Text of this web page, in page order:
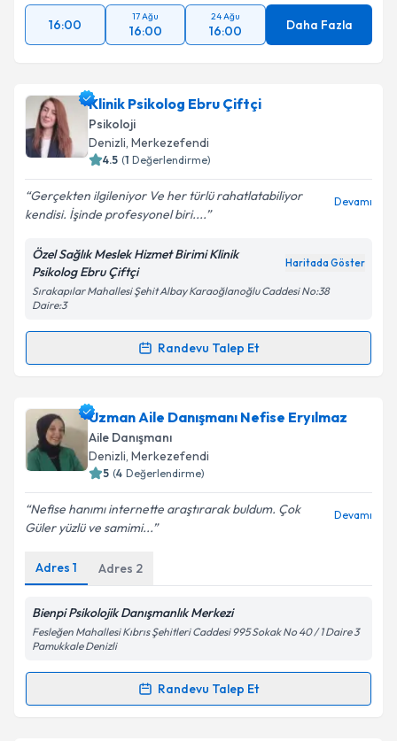
16:00
17 Ağu
16:00
24 Ağu
16:00 Daha Fazla
Klinik Psikolog Ebru Çiftçi
Psikoloji
Denizli, Merkezefendi
4.5 (1 Değerlendirme)
Gerçekten ilgileniyor Ve her türlü rahatlatabiliyor
kendisi. İşinde profesyonel biri....
Devamı
Özel Sağlık Meslek Hizmet Birimi Klinik
Psikolog Ebru Çiftçi
Haritada Göster
Sırakapılar Mahallesi Şehit Albay Karaoğlanoğlu Caddesi No:38
Daire:3
Randevu Talep Et
Randevu Takvimi Talebi
Klinik Psikolog Ebru Çiftçiiçin randevu takvimi
talebi oluşturun. Size bu uzmandan randevu almanız
için bir takvim hazırlandığında e-posta ile
bilgilendireceğiz.
E-posta Adresiniz
Kişisel verilerimin işlenmesine ilişkinAydınlatma
Metni'ni okudum ve kişisel verilerimin belirtilen
kapsamda işlenmesini kabul ediyorum.
Takvim Talebini Gönder
Uzman Aile Danışmanı Nefise Eryılmaz
Aile Danışmanı
Denizli, Merkezefendi
5 (4 Değerlendirme)
Nefise hanımı internette araştırarak buldum. Çok
Güler yüzlü ve samimi...
Devamı
Adres 1 Adres 2
Bienpi Psikolojik Danışmanlık Merkezi
Fesleğen Mahallesi Kıbrıs Şehitleri Caddesi 995 Sokak No 40 / 1 Daire 3
Pamukkale Denizli
Randevu Talep Et
Randevu Takvimi Talebi